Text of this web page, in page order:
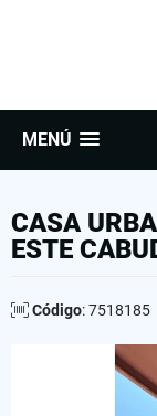
MENÚ
CASA
ESTE
Código: 7518185